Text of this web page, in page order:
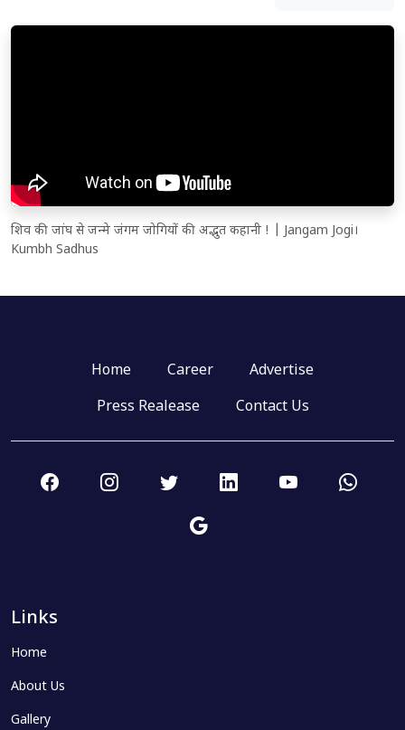
शिव की जांघ से जन्मे जंगम जोगियों की अद्भुत कहानी ! | Jangam Jogi।
Kumbh Sadhus
Home Career
Advertise
Press Realease
Contact Us
Links
Home
About Us
Gallery